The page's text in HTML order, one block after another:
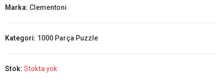
Marka: Clementoni
Kategori: 1000 Parça Puzzle
Stok: Stokta yok